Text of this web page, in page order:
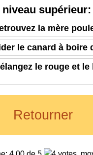
niveau supérieur:
la mère
le canard à boire
le rouge et le
Retourner